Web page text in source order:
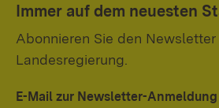
Immer auf dem neuesten
Abonnieren Sie den
Landesregierung.
E-Mail zur Newsletter-Anmeldung